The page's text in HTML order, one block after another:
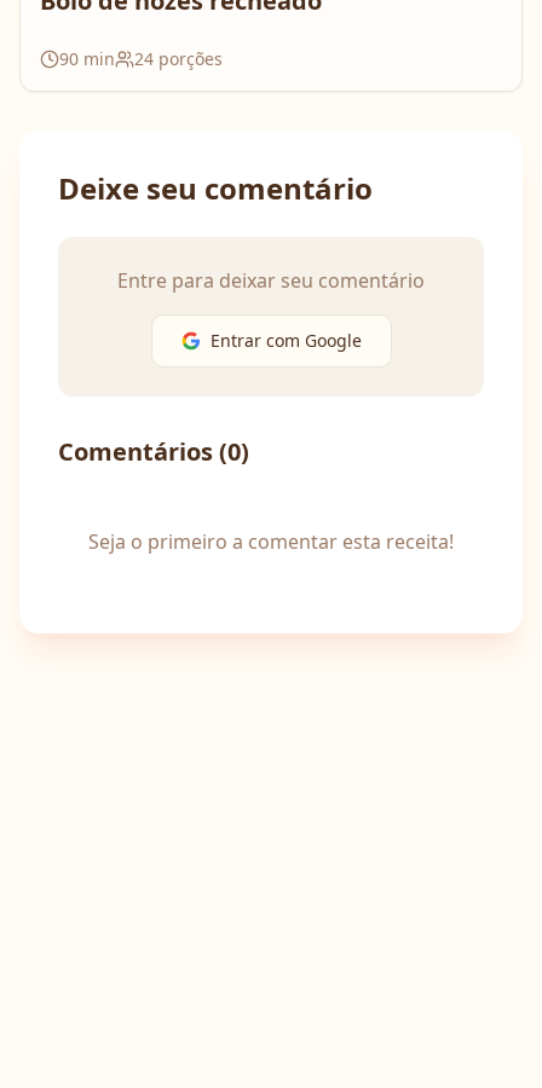
90 min 24 porções
Deixe seu comentário
Entre para deixar seu comentário
Entrar com Google
Comentários (0)
Seja o primeiro a comentar esta receita!